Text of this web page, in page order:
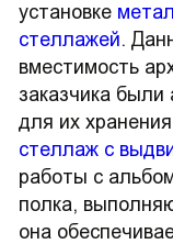
установке
стеллажей.
вместимость
заказчика
для их
стеллаж с
работы с
полка,
она